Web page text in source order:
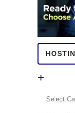
+